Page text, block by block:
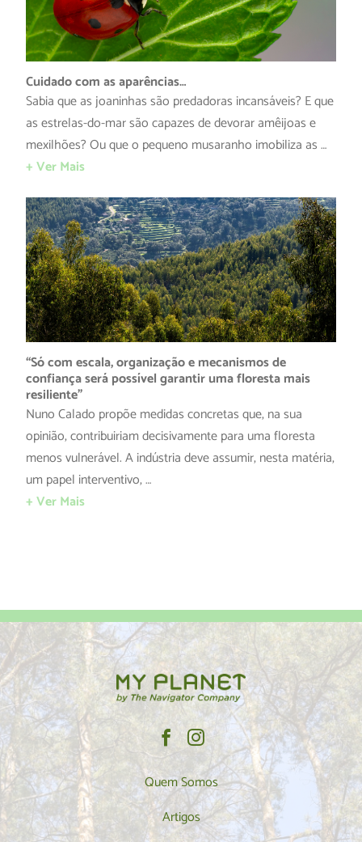
Cuidado com as aparências…
Sabia que as joaninhas são predadoras incansáveis? E que
as estrelas-do-mar são capazes de devorar amêijoas e
mexilhões? Ou que o pequeno musaranho imobiliza as …
+ Ver Mais
“Só com escala, organização e mecanismos de
confiança será possível garantir uma floresta mais
resiliente”
Nuno Calado propõe medidas concretas que, na sua
opinião, contribuiriam decisivamente para uma floresta
menos vulnerável. A indústria deve assumir, nesta matéria,
um papel interventivo, …
+ Ver Mais
Quem Somos
Artigos